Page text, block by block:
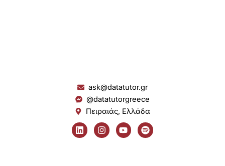
ask@datatutor.gr
@datatutorgreece
Πειραιάς, Ελλάδα
L
i
n
I
n
s
Y
o
u
S
p
o